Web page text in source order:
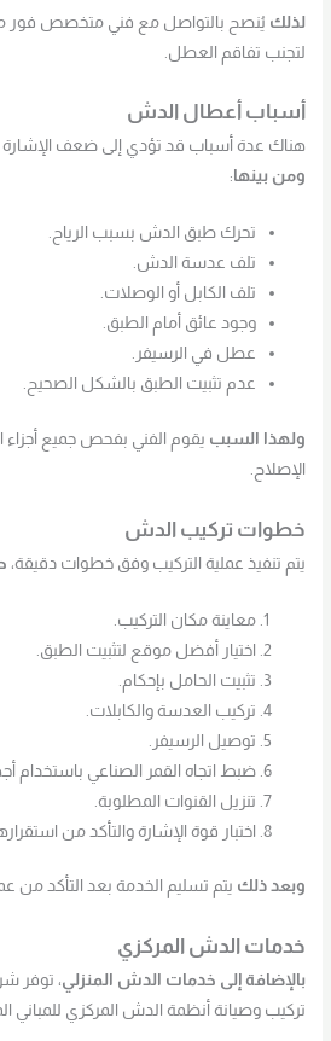
لذلك يُنصح بالتواصل مع فني متخصص فور
لتجنب تفاقم العطل.
أسباب أعطال الدش
هناك عدة أسباب قد تؤدي إلى ضعف
ومن بينها:
تحرك طبق الدش بسبب الرياح.
تلف عدسة الدش.
تلف الكابل أو الوصلات.
وجود عائق أمام الطبق.
عطل في الرسيفر.
عدم تثبيت الطبق بالشكل الصحيح.
ولهذا السبب يقوم الفني بفحص جميع أجزاء
الإصلاح.
خطوات تركيب الدش
يتم تنفيذ عملية التركيب وفق خطوات دقيقة،
معاينة مكان التركيب.
اختيار أفضل موقع لتثبيت الطبق.
تثبيت الحامل بإحكام.
تركيب العدسة والكابلات.
توصيل الرسيفر.
ضبط اتجاه القمر الصناعي باستخدام
تنزيل القنوات المطلوبة.
اختبار قوة الإشارة والتأكد من
وبعد ذلك يتم تسليم الخدمة بعد التأكد من
خدمات الدش المركزي
بالإضافة إلى خدمات الدش المنزلي، توفر
تركيب وصيانة أنظمة الدش المركزي للمباني